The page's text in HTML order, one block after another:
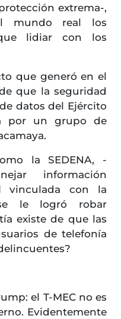
extrema-,
mundo real los
lidiar con los
que generó en el
que la seguridad
datos del Ejército
por un grupo de
la SEDENA, -
información
vinculada con la
le logró robar
existe de que las
de telefonía
el T-MEC no es
Evidentemente